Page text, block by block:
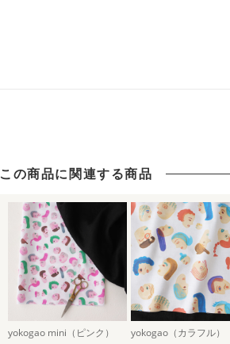
この商品に関連する商品
yokogao mini（ピンク） yokogao（カラフル）